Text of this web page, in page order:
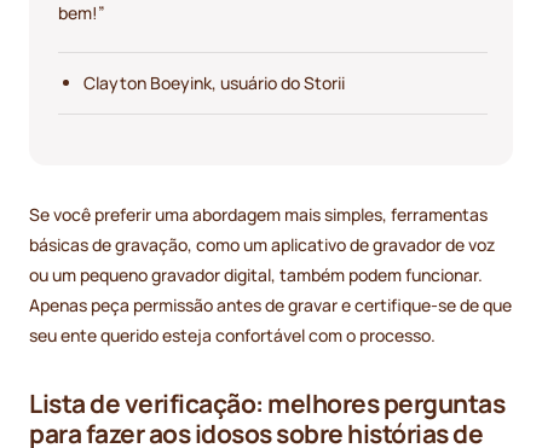
bem!”
Clayton Boeyink, usuário do Storii
Se você preferir uma abordagem mais simples, ferramentas
básicas de gravação, como um aplicativo de gravador de voz
ou um pequeno gravador digital, também podem funcionar.
Apenas peça permissão antes de gravar e certifique-se de que
seu ente querido esteja confortável com o processo.
Lista de verificação: melhores perguntas
para fazer aos idosos sobre histórias de